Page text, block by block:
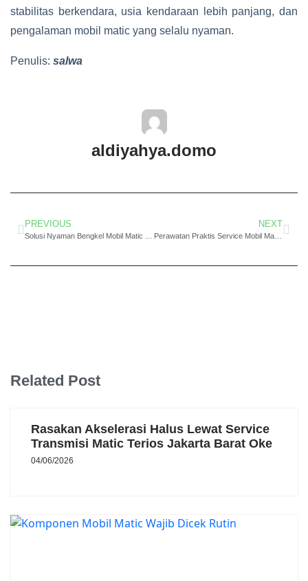
stabilitas berkendara, usia kendaraan lebih panjang, dan
pengalaman mobil matic yang selalu nyaman.
Penulis: salwa
aldiyahya.domo
PREVIOUS NEXT
Perawatan Praktis Service Mobil Matic Panggilan Jakarta Lebih Cepat
Related Post
Rasakan Akselerasi Halus Lewat Service
Transmisi Matic Terios Jakarta Barat Oke
04/06/2026